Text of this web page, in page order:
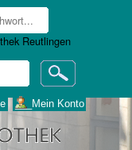
___Mein Konto